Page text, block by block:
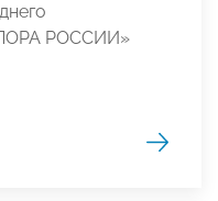
РОССИИ»